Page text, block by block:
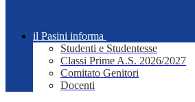
il Pasini informa
Studenti e Studentesse
Classi Prime A.S. 2026/2027
Comitato Genitori
Docenti